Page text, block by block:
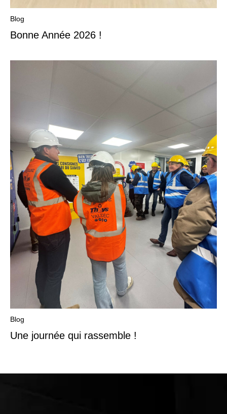
Blog
Bonne Année 2026 !
Blog
Une journée qui rassemble !